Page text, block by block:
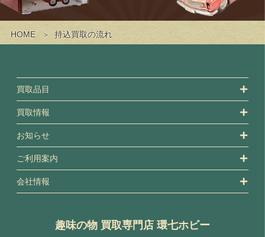
HOME 持込買取の流れ
買取品目
買取情報
お知らせ
ご利用案内
会社情報
趣味の物 買取専門店 環七ホビー